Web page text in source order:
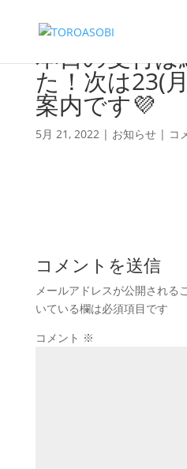
本日の受付
た！次は23(
案内です💜
5月 21, 2022| お知らせ| コ
コメントを送信
メールアドレスが公開される
いている欄は必須項目です
コメント ※